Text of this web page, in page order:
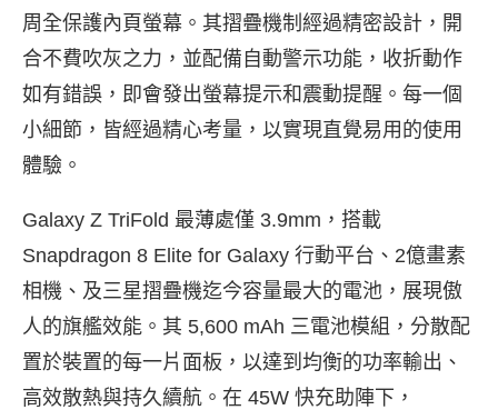
周全保護內頁螢幕。其摺疊機制經過精密設計，開
合不費吹灰之力，並配備自動警示功能，收折動作
如有錯誤，即會發出螢幕提示和震動提醒。每一個
小細節，皆經過精心考量，以實現直覺易用的使用
體驗。
Galaxy Z TriFold 最薄處僅 3.9mm ，搭載
Snapdragon 8 Elite for Galaxy 行動平台 、2億畫素
相機 、及三星摺疊機迄今容量最大的電池，展現傲
人的旗艦效能。其 5,600 mAh 三電池模組 ，分散配
置於裝置的每一片面板，以達到均衡的功率輸出、
高效散熱與持久續航。在 45W 快充助陣下，